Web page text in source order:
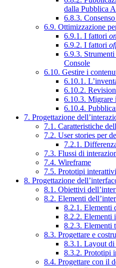
dalla Pubblica
6.8.3.
6.9. Ottimizzazione
6.9.1. I fattori
6.9.2. I fattori
6.9.3.
Console
6.10. Gestire i
6.10.1.
6.10.2.
6.10.3. Migrare
6.10.4.
7. Progettazione
7.1. Caratteristiche
7.2. User stories per
7.2.1.
7.3. Flussi di
7.4. Wireframe
7.5. Prototipi interattivi
8. Progettazione
8.1. Obiettivi
8.2. Elementi
8.2.1. Elementi
8.2.2. Elementi
8.2.3. Elementi
8.3. Progettare e
8.3.1. Layout di
8.3.2. Prototipi
8.4. Progettare con il